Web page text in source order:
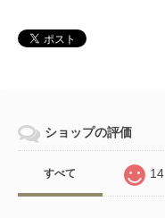
ショップの評価
すべて 14